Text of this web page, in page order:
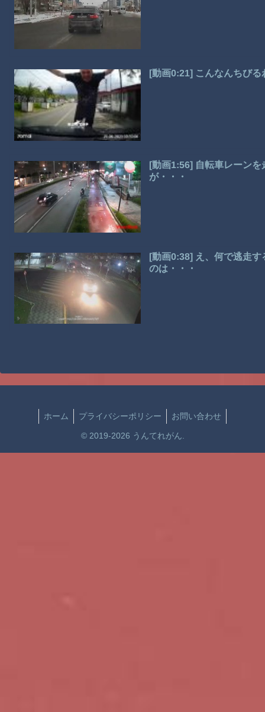
[動画0:21] こんなんちび
[動画1:56] 自転車レーン
が・・・
[動画0:38] え、何で逃走
のは・・・
ホーム プライバシーポリシー お問い合わせ
© 2019-2026 うんてれがん.